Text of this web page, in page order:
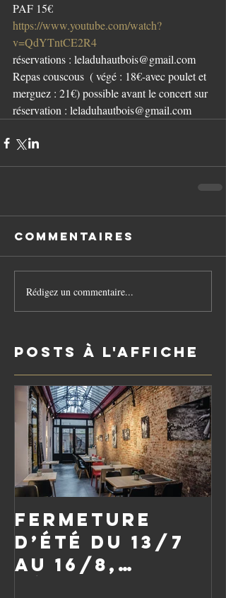
PAF 15€
https://www.youtube.com/watch?
v=QdYTntCE2R4
réservations : leladuhautbois@gmail.com
Repas couscous  ( végé : 18€-avec poulet et
merguez : 21€) possible avant le concert sur
réservation : leladuhautbois@gmail.com
Commentaires
Rédigez un commentaire...
Posts à l'affiche
Fermeture
d’été du 13/7
au 16/8,